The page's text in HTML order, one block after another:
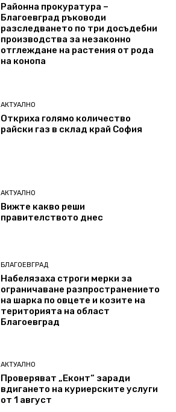
Районна прокуратура –
Благоевград ръководи
разследването по три досъдебни
производства за незаконно
отглеждане на растения от рода
на конопа
АКТУАЛНО
Откриха голямо количество
райски газ в склад край София
АКТУАЛНО
Вижте какво реши
правителството днес
БЛАГОЕВГРАД
Набелязаха строги мерки за
ограничаване разпространението
на шарка по овцете и козите на
територията на област
Благоевград
АКТУАЛНО
Проверяват „Еконт“ заради
вдигането на куриерските услуги
от 1 август